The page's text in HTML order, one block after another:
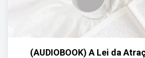
(AUDIOBOOK) A Lei da